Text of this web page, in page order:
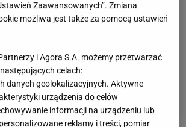
Zaawansowanych”. Zmiana
możliwa jest także za pomocą ustawień
i Agora S.A. możemy przetwarzać
celach:
danych geolokalizacyjnych. Aktywne
urządzenia do celów
informacji na urządzeniu lub
reklamy i treści, pomiar